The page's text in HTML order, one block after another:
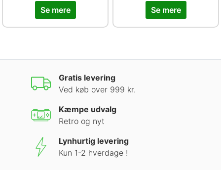
Se mere Se mere
Gratis levering
Ved køb over 999 kr.
Kæmpe udvalg
Retro og nyt
Lynhurtig levering
Kun 1-2 hverdage !